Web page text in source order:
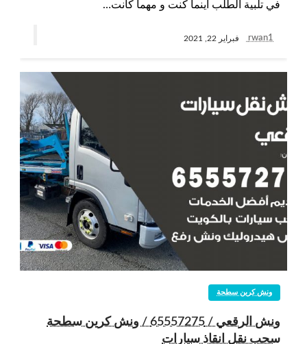
في تلبية الطلب أينما كنت و مهما كانت…
rwan1 فبراير 22, 2021
ونش كرين سطحة
ونش الرقعي / 65557275 / ونش كرين سطحة
سحب نقل انقاذ سيارات